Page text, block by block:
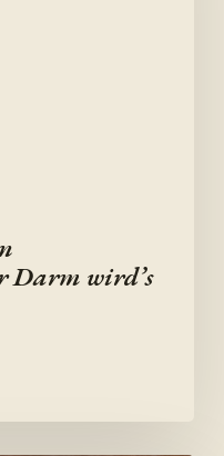
Darm wird’s